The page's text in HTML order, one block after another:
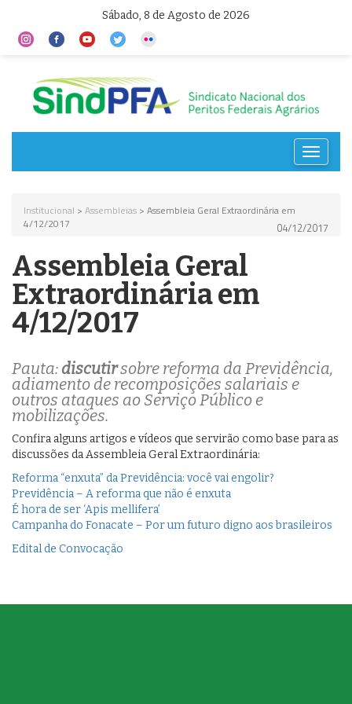
Sábado, 8 de Agosto de 2026
Toggle
Institucional > Assembleias > Assembleia Geral Extraordinária em
4/12/2017
04/12/2017
Assembleia Geral
Extraordinária em
4/12/2017
Pauta: discutirsobre reforma da Previdência,
adiamento de recomposições salariais e
outros ataques ao Serviço Público e
mobilizações.
Confira alguns artigos e vídeos que servirão como base para as
discussões da Assembleia Geral Extraordinária:
Reforma “enxuta” da Previdência: você vai engolir?
Previdência – A reforma que não é enxuta
É hora de ser ‘Apis mellifera’
Campanha do Fonacate – Por um futuro digno aos brasileiros
Edital de Convocação